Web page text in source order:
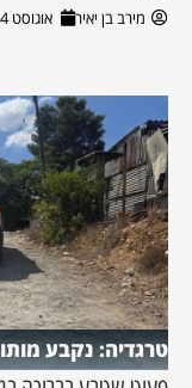
מירב בן יאיר אוגוסט 4, 2026
טרגדיה: נקבע